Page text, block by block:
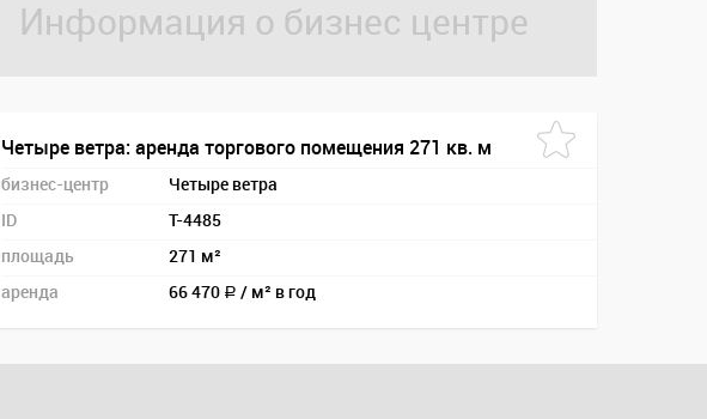
Информация о бизнес центре
Четыре ветра: аренда торгового помещения 271 кв. м
бизнес-центр
Четыре ветра
ID
T-4485
площадь
271 м²
аренда
66 470 a / м² в год